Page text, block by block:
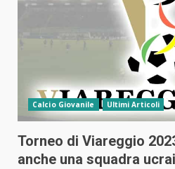
Calcio Giovanile Ultimi Articoli
Torneo di Viareggio
anche una squadra